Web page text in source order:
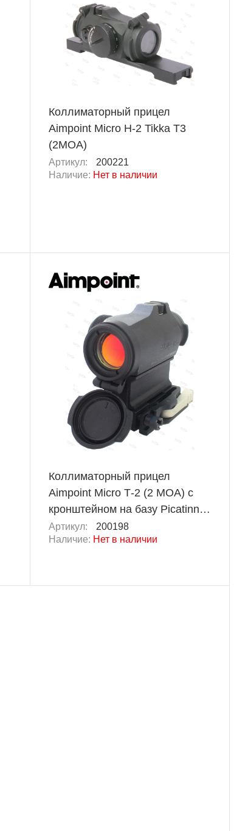
Коллиматорный прицел
Aimpoint Micro H-2 Tikka T3
(2MOA)
Артикул:
200221
Наличие: Нет в наличии
Коллиматорный прицел
Aimpoint Micro Т-2 (2 MOA) с
кронштейном на базу Picatinny
и проставкой 39 мм
Артикул:
200198
Наличие: Нет в наличии